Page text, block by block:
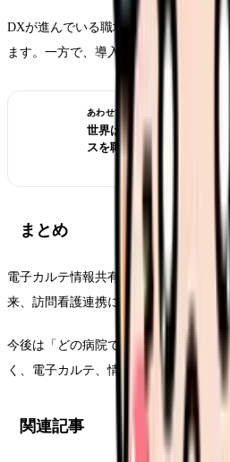
DXが進んでいる職場は、記録・連携の
ます。一方で、導入直後は現場負担が
あわせて読みたい
世界は病院から地域・在
スを職場選びで読む
まとめ
電子カルテ情報共有サービスは、看護
来、訪問看護連携に関係する医療DX施
今後は「どの病院で働くか」を考える
く、電子カルテ、情報共有、地域連携
関連記事